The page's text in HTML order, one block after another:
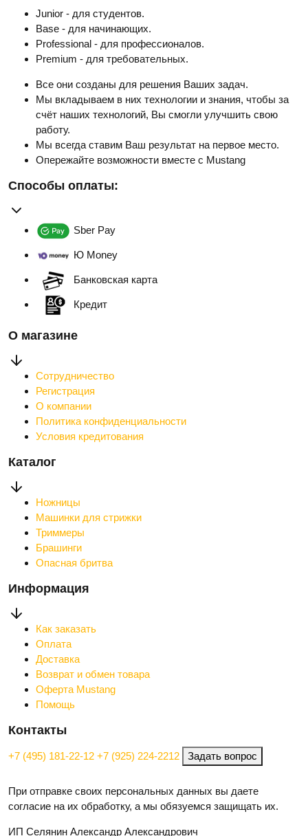
Junior - для студентов.
Base - для начинающих.
Professional - для профессионалов.
Premium - для требовательных.
Все они созданы для решения Ваших задач.
Мы вкладываем в них технологии и знания, чтобы за
счёт наших технологий, Вы смогли улучшить свою
работу.
Мы всегда ставим Ваш результат на первое место.
Опережайте возможности вместе с Mustang
Способы оплаты:
Sber Pay
Ю Money
Банковская карта
Кредит
О магазине
Сотрудничество
Регистрация
О компании
Политика конфиденциальности
Условия кредитования
Каталог
Ножницы
Машинки для стрижки
Триммеры
Брашинги
Опасная бритва
Информация
Как заказать
Оплата
Доставка
Возврат и обмен товара
Оферта Mustang
Помощь
Контакты
+7 (495) 181-22-12 +7 (925) 224-2212 Задать вопрос
При отправке своих персональных данных вы даете
согласие на их обработку, а мы обязуемся защищать их.
ИП Селянин Александр Александрович